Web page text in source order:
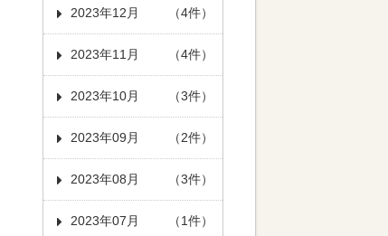
2023年12月 （4件）
2023年11月 （4件）
2023年10月 （3件）
2023年09月 （2件）
2023年08月 （3件）
2023年07月 （1件）